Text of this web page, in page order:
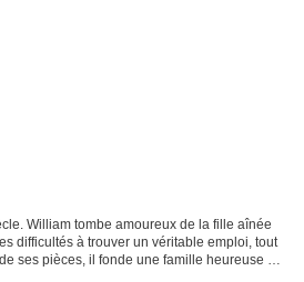
William tombe amoureux de la fille aînée
difficultés à trouver un véritable emploi, tout
ses pièces, il fonde une famille heureuse et